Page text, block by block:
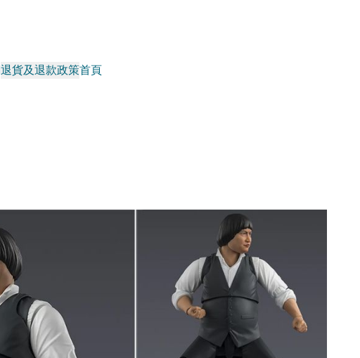
退貨及退款政策首頁